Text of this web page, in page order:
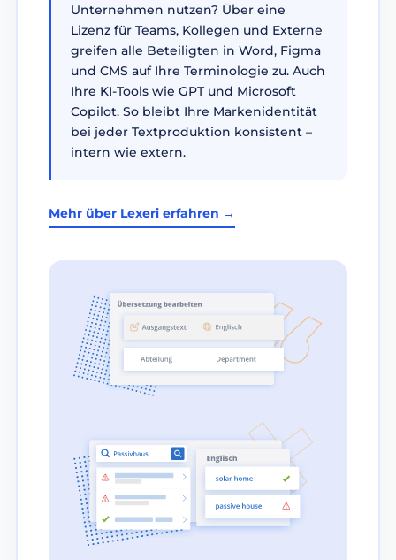
Unternehmen nutzen? Über eine
Lizenz für Teams, Kollegen und Externe
greifen alle Beteiligten in Word, Figma
und CMS auf Ihre Terminologie zu. Auch
Ihre KI-Tools wie GPT und Microsoft
Copilot. So bleibt Ihre Markenidentität
bei jeder Textproduktion konsistent –
intern wie extern.
Mehr über Lexeri erfahren →